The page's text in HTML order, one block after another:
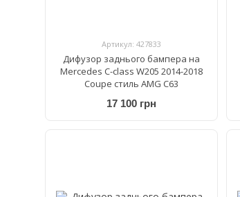
Артикул: 427833
Дифузор заднього бампера на
Mercedes C-class W205 2014-2018
Coupe стиль AMG C63
17 100 грн